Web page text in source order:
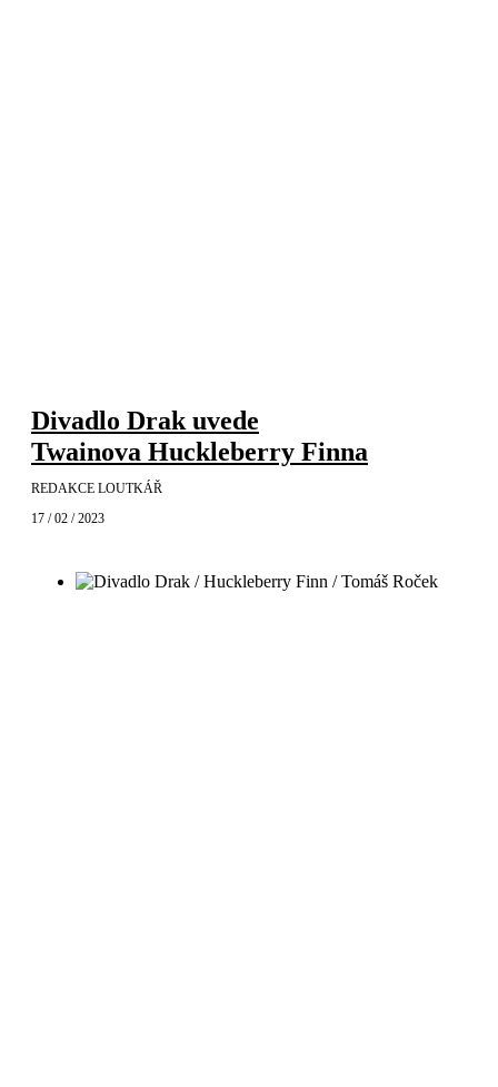
Divadlo Drak uvede
Twainova Huckleberry Finna
REDAKCE LOUTKÁŘ
17 / 02 / 2023